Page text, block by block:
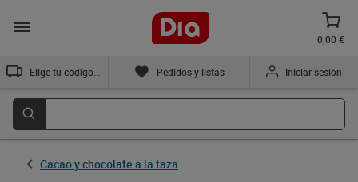
0,00 €
Pedidos y listas Iniciar sesión
Cacao y chocolate a la taza